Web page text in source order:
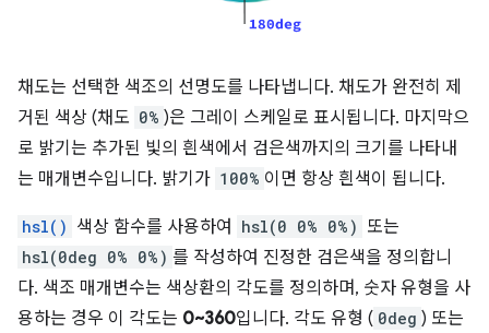
채도는 선택한 색조의 선명도를 나타냅니다. 채도가 완전히 제
거된 색상 (채도 0% )은 그레이 스케일로 표시됩니다. 마지막으
로 밝기는 추가된 빛의 흰색에서 검은색까지의 크기를 나타내
는 매개변수입니다. 밝기가 100% 이면 항상 흰색이 됩니다.
hsl() 색상 함수를 사용하여 hsl(0 0% 0%) 또는
hsl(0deg 0% 0%) 를 작성하여 진정한 검은색을 정의합니
다. 색조 매개변수는 색상환의 각도를 정의하며, 숫자 유형을 사
용하는 경우 이 각도는 0~360입니다. 각도 유형 ( 0deg ) 또는